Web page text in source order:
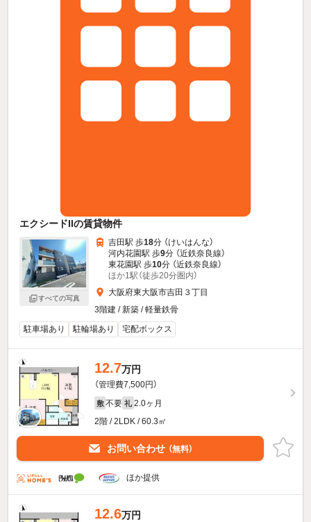
エクシードIIの賃貸物件
すべての写真
吉田駅 歩18分 （けいはんな）
河内花園駅 歩9分 （近鉄奈良線）
東花園駅 歩10分 （近鉄奈良線）
ほか1駅（徒歩20分圏内）
大阪府東大阪市吉田３丁目
3階建 / 新築 / 軽量鉄骨
駐車場あり
駐輪場あり 宅配ボックス
12.7万円
（管理費7,500円）
敷 不要 礼 2.0ヶ月
2階 / 2LDK / 60.3㎡
お問い合わせ （無料）
ほか提供
12.6万円